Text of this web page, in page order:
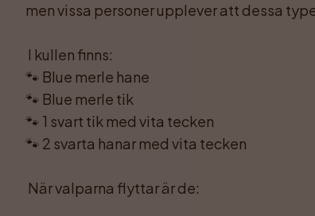
men vissa personer upplever att dessa
🐾 Blue merle hane
🐾 Blue merle tik
🐾 1 svart tik med vita tecken
🐾 2 svarta hanar med vita tecken